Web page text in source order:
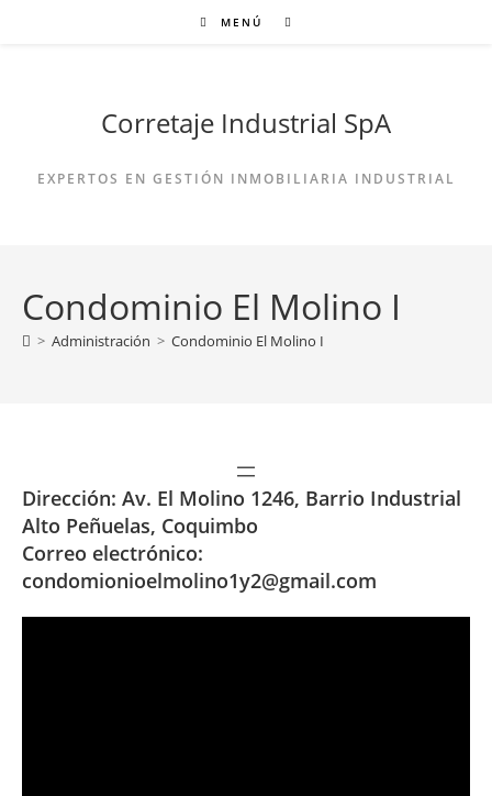
MENÚ
Corretaje Industrial SpA
EXPERTOS EN GESTIÓN INMOBILIARIA INDUSTRIAL
Condominio El Molino I
> Administración > Condominio El Molino I
Dirección: Av. El Molino 1246, Barrio Industrial
Alto Peñuelas, Coquimbo
Correo electrónico:
condomionioelmolino1y2@gmail.com